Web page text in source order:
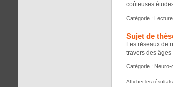
coûteuses
Catégorie :
Sujet de
Les réseaux de
travers des âges
Catégorie : Neuro-
Afficher les